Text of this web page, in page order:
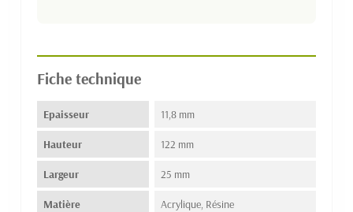
Fiche technique
Epaisseur 11,8 mm
Hauteur 122 mm
Largeur 25 mm
Matière Acrylique, Résine